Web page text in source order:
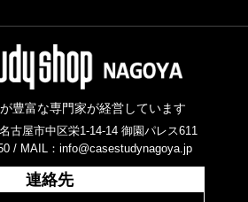
豊富な専門家が経営しています
古屋市中区栄1-14-14 御園パレス611
/ MAIL：info@casestudynagoya.jp
連絡先